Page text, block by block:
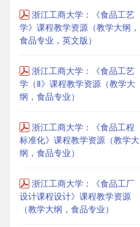
浙江工商大学：《食品工艺
学》课程教学资源（教学大纲，
食品专业，英文版）
浙江工商大学：《食品工艺
学（Ⅱ》课程教学资源（教学大
纲，食品专业）
浙江工商大学：《食品工程
标准化》课程教学资源（教学大
纲，食品专业）
浙江工商大学：《食品工厂
设计课程设计》课程教学资源
（教学大纲，食品专业）